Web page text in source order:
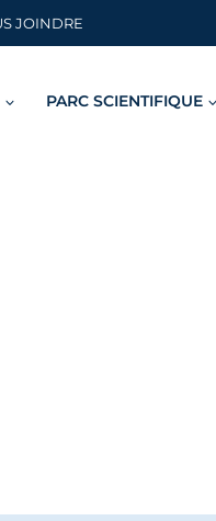
JOINDRE
PARC SCIENTIFIQUE